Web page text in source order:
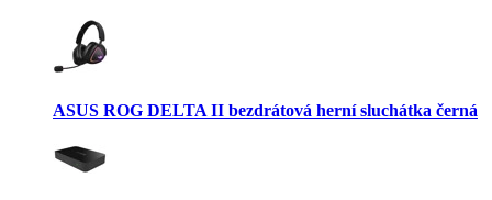
ASUS ROG DELTA II bezdrátová herní sluchátka černá